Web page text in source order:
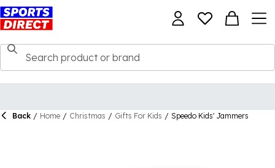
Back / Home / Christmas / Gifts For Kids / Speedo Kids' Jammers